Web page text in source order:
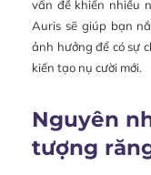
vấn đề khiến nhiều
Auris sẽ giúp bạn
ảnh hưởng để có sự
kiến tạo nụ cười mới.
Nguyên
tượng